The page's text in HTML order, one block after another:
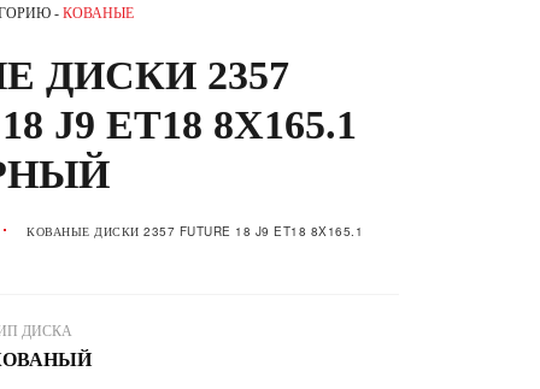
- КОВАНЫЕ
ДИСКИ 2357
J9 ET18 8X165.1
КОВАНЫЕ ДИСКИ 2357 FUTURE 18 J9 ET18 8X165.1
ДИСКА